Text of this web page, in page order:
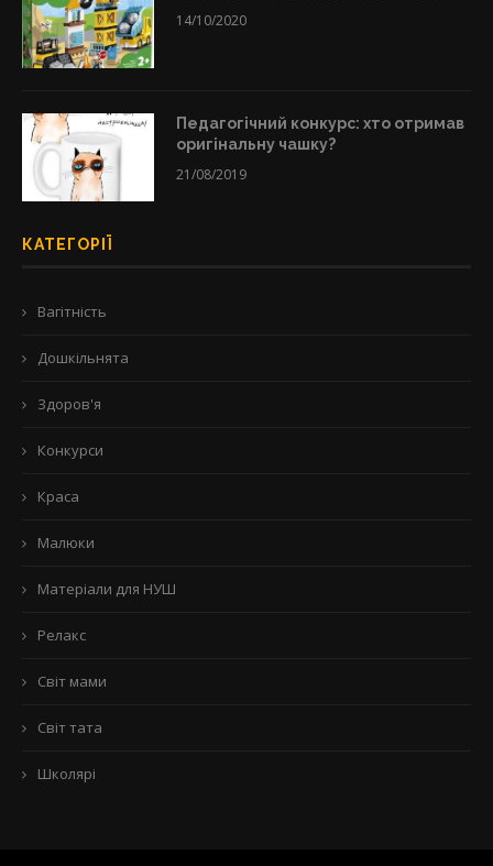
14/10/2020
Педагогічний конкурс: хто отримав
оригінальну чашку?
21/08/2019
КАТЕГОРІЇ
Вагітність
Дошкільнята
Здоров'я
Конкурси
Краса
Малюки
Матеріали для НУШ
Релакс
Світ мами
Світ тата
Школярі